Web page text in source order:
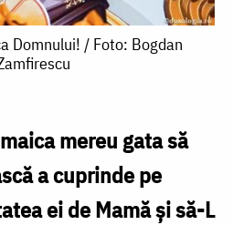
Domnului! / Foto: Bogdan
mereu gata să
a cuprinde pe
ei de Mamă și să-L